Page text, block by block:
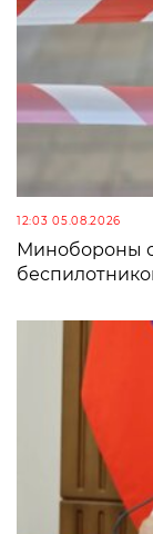
12:03 05.08.2026
Минобороны